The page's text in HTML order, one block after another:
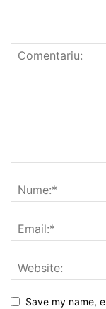
Save my name,